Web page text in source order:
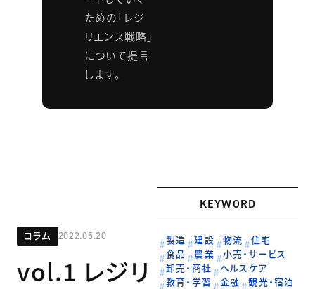
ための「レジ
リエンス戦略」
について提言
します。
コラム 2022.05.20
vol.1 レジリ
KEYWORD
製造 建設 物流
住宅
食品
農業
小売・サービス
卸売・商社
ヘルスケア
教育・学習
金融 観光・宿泊